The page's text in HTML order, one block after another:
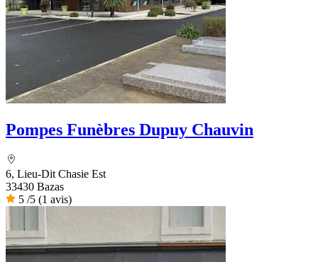
Pompes Funèbres Dupuy Chauvin
6, Lieu-Dit Chasie Est
33430 Bazas
5 /5 (1 avis)